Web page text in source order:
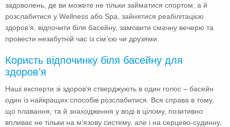
задоволень, де ви можете не тільки займатися спортом, а й
розслабитися у Wellness або Spa, зайнятися реабілітацією
здоров’я, відпочити біля басейну, замовити смачну вечерю та
провести незабутній час із сім’єю чи друзями.
Користь відпочинку біля басейну для
здоров’я
Наші експерти зі здоров’я стверджують в один голос – басейн
один із найкращих способів розслабитися. Вся справа в тому,
що плавання, та й знаходження у воді в цілому, позитивно
впливає не тільки на м’язову систему, але і на серцево-судинну,